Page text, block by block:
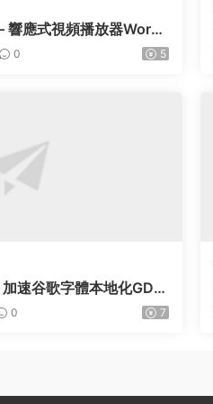
應式視頻播放器WordP
0 5
速谷歌字體本地化GDP
0 7